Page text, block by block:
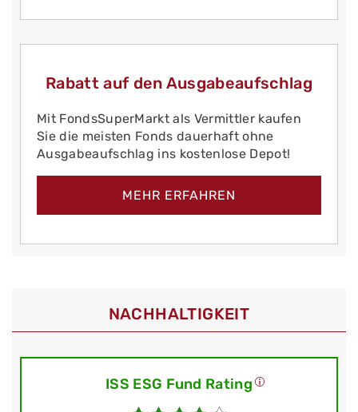
Rabatt auf den Ausgabeaufschlag
Mit FondsSuperMarkt als Vermittler kaufen
Sie die meisten Fonds dauerhaft ohne
Ausgabeaufschlag ins kostenlose Depot!
MEHR ERFAHREN
NACHHALTIGKEIT
ISS ESG Fund Rating